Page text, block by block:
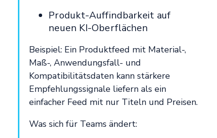
Produkt-Auffindbarkeit auf
neuen KI-Oberflächen
Beispiel: Ein Produktfeed mit Material-,
Maß-, Anwendungsfall- und
Kompatibilitätsdaten kann stärkere
Empfehlungssignale liefern als ein
einfacher Feed mit nur Titeln und Preisen.
Was sich für Teams ändert: